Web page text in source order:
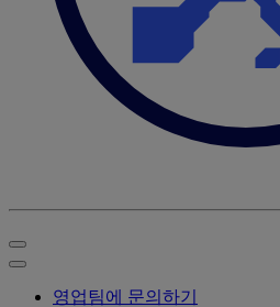
영업팀에 문의하기